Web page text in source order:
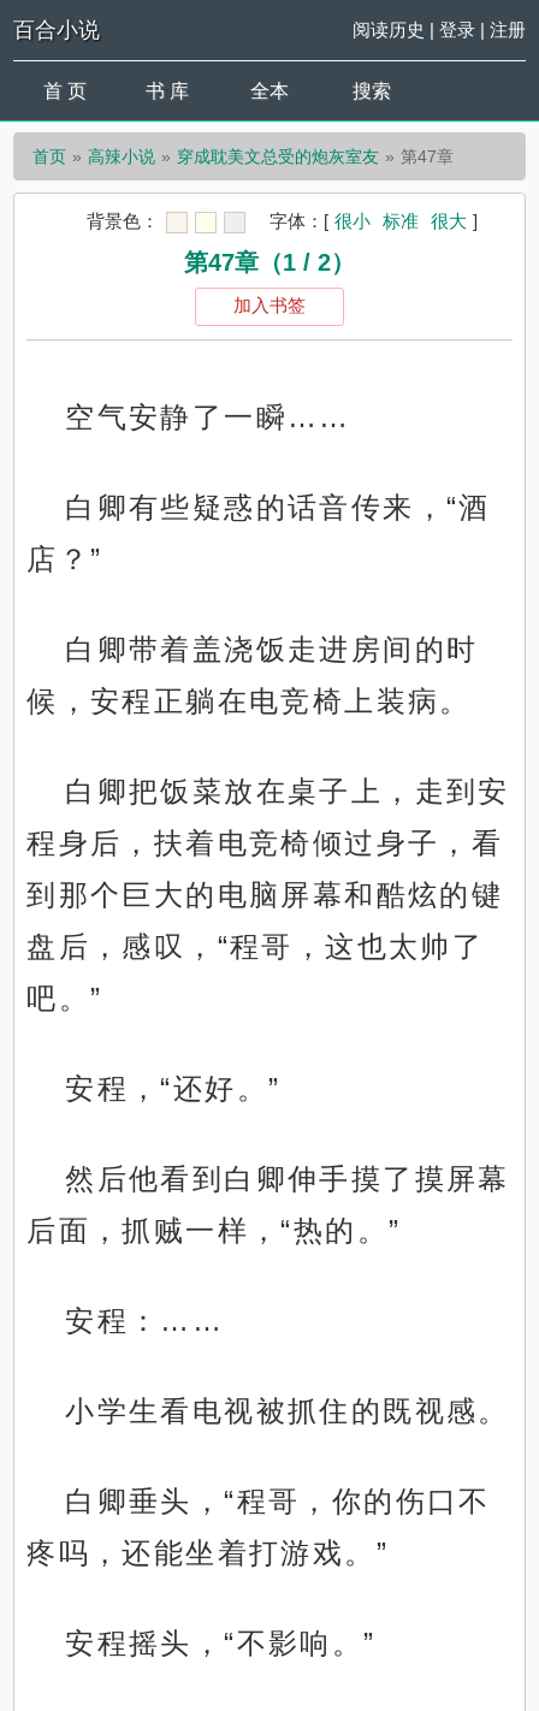
百合小说 阅读历史 | 登录| 注册
首 页 书 库 全本 搜索
首页 高辣小说 穿成耽美文总受的炮灰室友 第47章
背景色： 字体： [ 很小 标准 很大 ]
第47章（1 / 2）
加入书签
空气安静了一瞬……
白卿有些疑惑的话音传来，“酒
店？”
白卿带着盖浇饭走进房间的时
候，安程正躺在电竞椅上装病。
白卿把饭菜放在桌子上，走到安
程身后，扶着电竞椅倾过身子，看
到那个巨大的电脑屏幕和酷炫的键
盘后，感叹，“程哥，这也太帅了
吧。”
安程，“还好。”
然后他看到白卿伸手摸了摸屏幕
后面，抓贼一样，“热的。”
安程：……
小学生看电视被抓住的既视感。
白卿垂头，“程哥，你的伤口不
疼吗，还能坐着打游戏。”
安程摇头，“不影响。”